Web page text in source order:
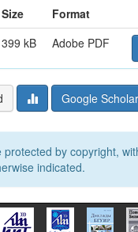
Size
Format
399 kB Adobe PDF
Google Scholar
protected by copyright,
indicated.